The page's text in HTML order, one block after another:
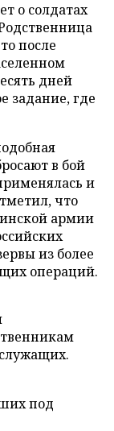
о солдатах
после
дней
задание, где
в бой
и
что
армии
из более
операций.
под